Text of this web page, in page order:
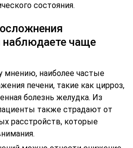
состояния.
чаще
мнению, наиболее частые
печени, такие как цирроз,
болезнь желудка. Из
также страдают от
расстройств, которые